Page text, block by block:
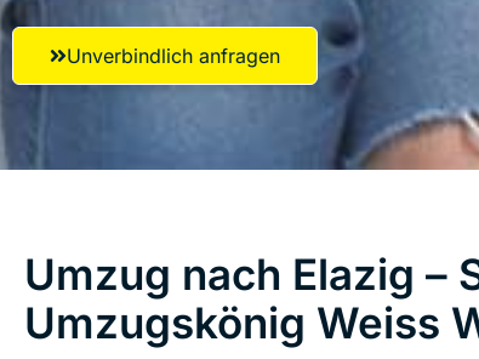
Unverbindlich anfragen
Umzug nach Elazig –
Umzugskönig Weiss